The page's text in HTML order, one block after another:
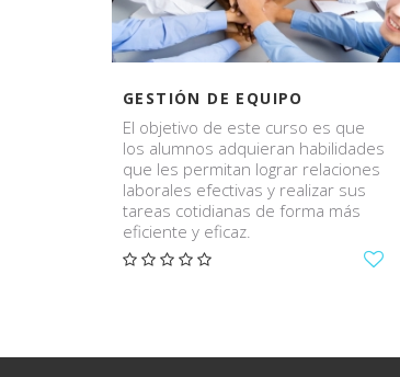
GESTIÓN DE EQUIPO
El objetivo de este curso es que
los alumnos adquieran habilidades
que les permitan lograr relaciones
laborales efectivas y realizar sus
tareas cotidianas de forma más
eficiente y eficaz.